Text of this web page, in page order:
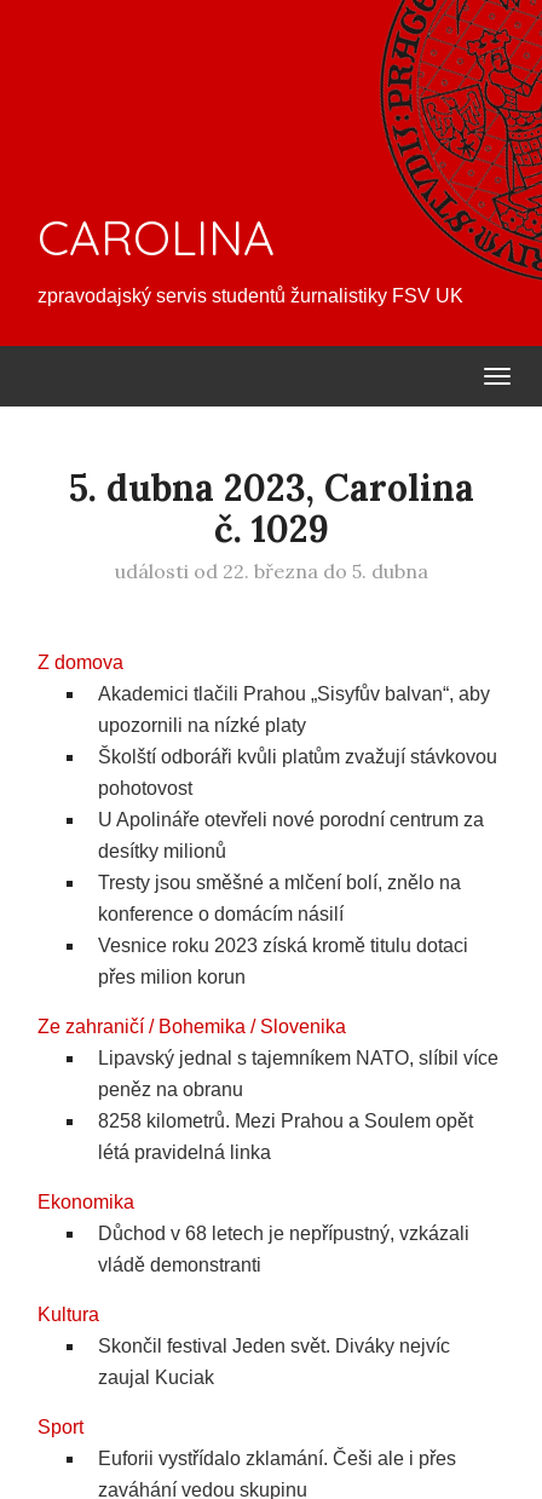
CAROLINA
zpravodajský servis studentů žurnalistiky FSV UK
5. dubna 2023, Carolina
č. 1029
události od 22. března do 5. dubna
Z domova
Akademici tlačili Prahou „Sisyfův balvan“, aby
upozornili na nízké platy
Školští odboráři kvůli platům zvažují stávkovou
pohotovost
U Apolináře otevřeli nové porodní centrum za
desítky milionů
Tresty jsou směšné a mlčení bolí, znělo na
konference o domácím násilí
Vesnice roku 2023 získá kromě titulu dotaci
přes milion korun
Ze zahraničí / Bohemika / Slovenika
Lipavský jednal s tajemníkem NATO, slíbil více
peněz na obranu
8258 kilometrů. Mezi Prahou a Soulem opět
létá pravidelná linka
Ekonomika
Důchod v 68 letech je nepřípustný, vzkázali
vládě demonstranti
Kultura
Skončil festival Jeden svět. Diváky nejvíc
zaujal Kuciak
Sport
Euforii vystřídalo zklamání. Češi ale i přes
zaváhání vedou skupinu